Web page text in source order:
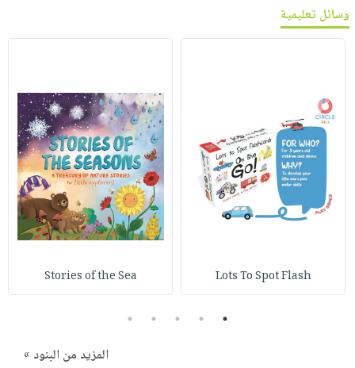
وسائل تعليمية
Lots To Spot Flash
Stories of the Sea
1
2
3
4
5
المزيد من البنود »